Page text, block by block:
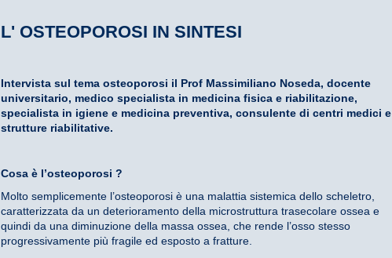
L' OSTEOPOROSI IN SINTESI
Intervista sul tema osteoporosi il Prof Massimiliano Noseda, docente
universitario, medico specialista in medicina fisica e riabilitazione,
specialista in igiene e medicina preventiva, consulente di centri medici e
strutture riabilitative.
Cosa è l’osteoporosi ?
Molto semplicemente l’osteoporosi è una malattia sistemica dello scheletro,
caratterizzata da un deterioramento della microstruttura trasecolare ossea e
quindi da una diminuzione della massa ossea, che rende l’osso stesso
progressivamente più fragile ed esposto a fratture.